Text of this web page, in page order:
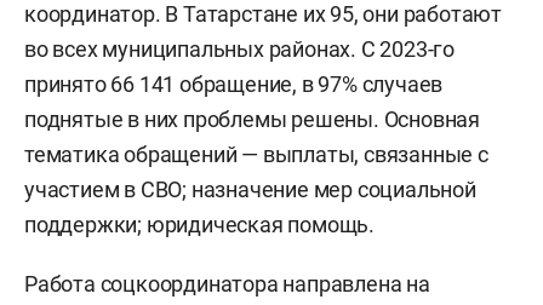
координатор. В Татарстане их 95, они работают
во всех муниципальных районах. С 2023-го
принято 66 141 обращение, в 97%случаев
поднятые в них проблемы решены. Основная
тематика обращений — выплаты, связанные с
участием в СВО; назначение мер социальной
поддержки; юридическая помощь.
Работа соцкоординатора направлена на